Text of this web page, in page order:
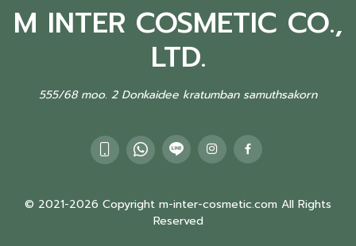
M INTER COSMETIC CO.,
LTD.
555/68 moo. 2 Donkaidee kratumban samuthsakorn
© 2021-2026 Copyright m-inter-cosmetic.com All Rights
Reserved